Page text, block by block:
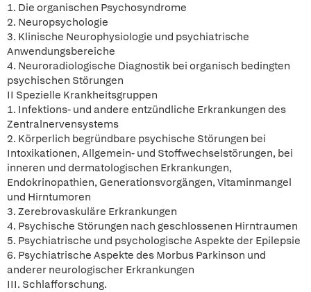
1. Die organischen Psychosyndrome
2. Neuropsychologie
3. Klinische Neurophysiologie und psychiatrische
Anwendungsbereiche
4. Neuroradiologische Diagnostik bei organisch bedingten
psychischen Störungen
II Spezielle Krankheitsgruppen
1. Infektions- und andere entzündliche Erkrankungen des
Zentralnervensystems
2. Körperlich begründbare psychische Störungen bei
Intoxikationen, Allgemein- und Stoffwechselstörungen, bei
inneren und dermatologischen Erkrankungen,
Endokrinopathien, Generationsvorgängen, Vitaminmangel
und Hirntumoren
3. Zerebrovaskuläre Erkrankungen
4. Psychische Störungen nach geschlossenen Hirntraumen
5. Psychiatrische und psychologische Aspekte der Epilepsie
6. Psychiatrische Aspekte des Morbus Parkinson und
anderer neurologischer Erkrankungen
III. Schlafforschung.